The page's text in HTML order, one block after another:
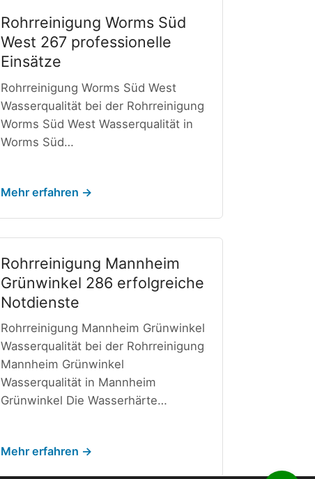
Rohrreinigung Worms Süd
West 267 professionelle
Einsätze
Rohrreinigung Worms Süd West
Wasserqualität bei der Rohrreinigung
Worms Süd West Wasserqualität in
Worms Süd…
Mehr erfahren →
Rohrreinigung Mannheim
Grünwinkel 286 erfolgreiche
Notdienste
Rohrreinigung Mannheim Grünwinkel
Wasserqualität bei der Rohrreinigung
Mannheim Grünwinkel
Wasserqualität in Mannheim
Grünwinkel Die Wasserhärte…
Mehr erfahren →